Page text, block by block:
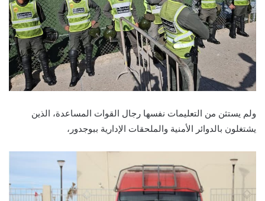
ولم يستثن من التعليمات نفسها رجال القوات المساعدة، الذين
يشتغلون بالدوائر الأمنية والملحقات الإدارية ببوجدور،